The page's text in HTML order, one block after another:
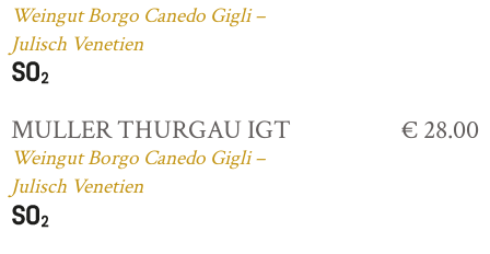
Weingut Borgo Canedo Gigli –
Julisch Venetien
MULLER THURGAU IGT
Weingut Borgo Canedo Gigli –
Julisch Venetien
€ 28.00